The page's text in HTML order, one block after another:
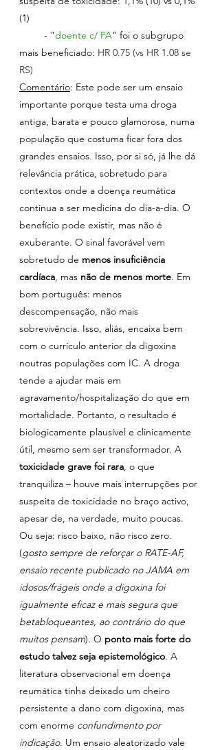
(1)
         - "
doente c/ FA" foi o subgrupo
mais beneficiado: HR 0.75 (vs HR 1.08 se
RS)
Comentário: Este pode ser um ensaio
importante porque testa uma droga
antiga, barata e pouco glamorosa, numa
população que costuma ficar fora dos
grandes ensaios. Isso, por si só, já lhe dá
relevância prática, sobretudo para
contextos onde a doença reumática
continua a ser medicina do dia-a-dia. O
benefício pode existir, mas não é
exuberante. O sinal favorável vem
sobretudo de menos insuficiência
cardíaca, mas não de menos morte. Em
bom português: menos
descompensação, não mais
sobrevivência. Isso, aliás, encaixa bem
com o currículo anterior da digoxina
noutras populações com IC. A droga
tende a ajudar mais em
agravamento/hospitalização do que em
mortalidade. Portanto, o resultado é
biologicamente plausível e clinicamente
útil, mesmo sem ser transformador. A
toxicidade grave foi rara, o que
tranquiliza – houve mais interrupções por
suspeita de toxicidade no braço activo,
apesar de, na verdade, muito poucas.
Ou seja: risco baixo, não risco zero.
(gosto sempre de reforçar o RATE-AF,
ensaio recente publicado no JAMA em
idosos/frágeis onde a digoxina foi
igualmente eficaz e mais segura que
betabloqueantes, ao contrário do que
muitos pensam). O ponto mais forte do
estudo talvez seja epistemológico. A
literatura observacional em doença
reumática tinha deixado um cheiro
persistente a dano com digoxina, mas
com enorme confundimento por
indicação. Um ensaio aleatorizado vale